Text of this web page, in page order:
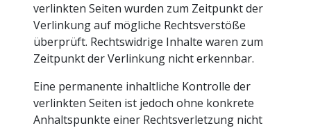
verlinkten Seiten wurden zum Zeitpunkt der
Verlinkung auf mögliche Rechtsverstöße
überprüft. Rechtswidrige Inhalte waren zum
Zeitpunkt der Verlinkung nicht erkennbar.
Eine permanente inhaltliche Kontrolle der
verlinkten Seiten ist jedoch ohne konkrete
Anhaltspunkte einer Rechtsverletzung nicht